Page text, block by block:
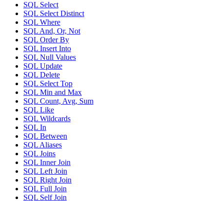
SQL Select
SQL Select Distinct
SQL Where
SQL And, Or, Not
SQL Order By
SQL Insert Into
SQL Null Values
SQL Update
SQL Delete
SQL Select Top
SQL Min and Max
SQL Count, Avg, Sum
SQL Like
SQL Wildcards
SQL In
SQL Between
SQL Aliases
SQL Joins
SQL Inner Join
SQL Left Join
SQL Right Join
SQL Full Join
SQL Self Join